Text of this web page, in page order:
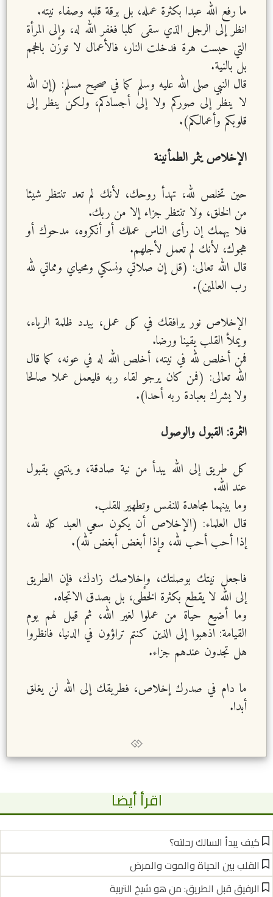
ما رفع الله عبدا بكثرة عمله، بل برقة قلبه وصفاء نيته.
انظر إلى الرجل الذي سقى كلبا فغفر الله له، وإلى المرأة
التي حبست هرة فدخلت النار، فالأعمال لا توزن بالحجم
بل بالنية.
قال النبي صلى الله عليه وسلم كما في صحيح مسلم: (إن الله
لا ينظر إلى صوركم ولا إلى أجسادكم، ولكن ينظر إلى
قلوبكم وأعمالكم).
الإخلاص يثمر الطمأنينة
حين تخلص لله، تهدأ روحك، لأنك لم تعد تنتظر شيئا
من الخلق، ولا تنتظر جزاء إلا من ربك.
فلا يهمك إن رأى الناس عملك أو أنكروه، مدحوك أو
هجوك، لأنك لم تعمل لأجلهم.
قال الله تعالى: (قل إن صلاتي ونسكي ومحياي ومماتي لله
رب العالمين).
الإخلاص نور يرافقك في كل عمل، يبدد ظلمة الرياء،
ويملأ القلب يقينا ورضا.
فمن أخلص لله في نيته، أخلص الله له في عونه، كما قال
الله تعالى: (فمن كان يرجو لقاء ربه فليعمل عملا صالحا
ولا يشرك بعبادة ربه أحدا).
الثمرة: القبول والوصول
كل طريق إلى الله يبدأ من نية صادقة، وينتهي بقبول
عند الله.
وما بينهما مجاهدة للنفس وتطهير للقلب.
قال العلماء: (الإخلاص أن يكون سعي العبد كله لله،
إذا أحب أحب لله، وإذا أبغض أبغض لله).
فاجعل نيتك بوصلتك، وإخلاصك زادك، فإن الطريق
إلى الله لا يقطع بكثرة الخطى، بل بصدق الاتجاه.
وما أضيع حياة من عملوا لغير الله، ثم قيل لهم يوم
القيامة: اذهبوا إلى الذين كنتم تراؤون في الدنيا، فانظروا
هل تجدون عندهم جزاء.
ما دام في صدرك إخلاص، فطريقك إلى الله لن يغلق
أبدا.
اقرأ أيضا
كيف يبدأ السالك رحلته؟
القلب بين الحياة والموت والمرض
الرفيق قبل الطريق: من هو شيخ التربية